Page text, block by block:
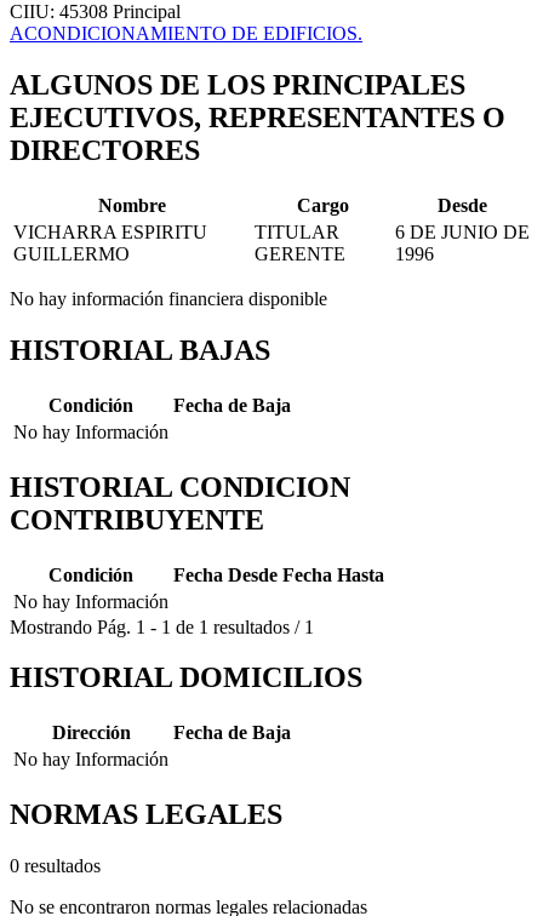
CIIU: 45308 Principal
ACONDICIONAMIENTO DE EDIFICIOS.
ALGUNOS DE LOS PRINCIPALES
EJECUTIVOS, REPRESENTANTES O
DIRECTORES
Nombre Cargo
Desde
VICHARRA ESPIRITU
GUILLERMO
TITULAR
GERENTE
6 DE JUNIO DE
1996
No hay información financiera disponible
HISTORIAL BAJAS
Condición
Fecha de Baja
No hay Información
HISTORIAL CONDICION
CONTRIBUYENTE
Condición Fecha Desde Fecha Hasta
No hay Información
Mostrando Pág. 1 - 1 de 1 resultados / 1
HISTORIAL DOMICILIOS
Dirección
Fecha de Baja
No hay Información
NORMAS LEGALES
0 resultados
No se encontraron normas legales relacionadas